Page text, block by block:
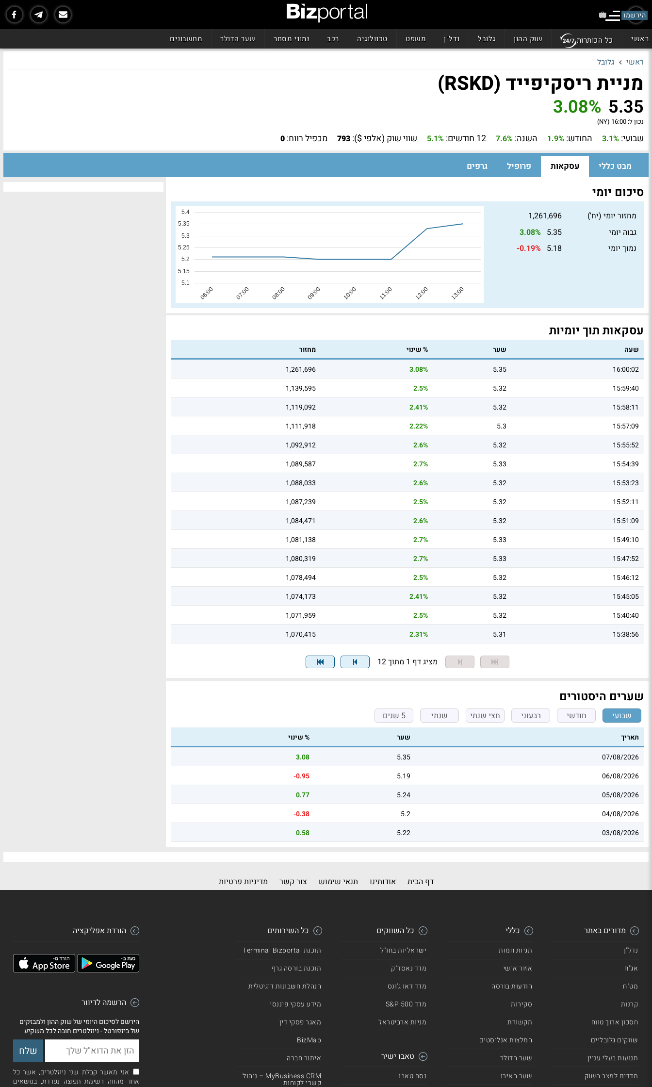
הירשמו
ראשי כל הכותרות שוק ההון גלובל נדל"ן משפט טכנולוגיה רכב נתוני מסחר שער הדולר מחשבונים
ראשי גלובל
מניית ריסקיפייד (RSKD)
5.35
3.08%
נכון ל: 16:00 (NY)
שבועי: 3.1% החודש: 1.9% השנה: 7.6% 12 חודשים: 5.1% שווי שוק (אלפי $): 793 מכפיל רווח: 0
מבט כללי עסקאות פרופיל גרפים
סיכום יומי
מחזור יומי (יח')
1,261,696
גבוה יומי
5.35
3.08%
נמוך יומי
5.18
-0.19%
עסקאות תוך יומיות
שעה שער % שינוי
מחזור
16:00:02
5.35
3.08%
1,261,696
15:59:40
5.32
2.5%
1,139,595
15:58:11
5.32
2.41%
1,119,092
15:57:09
5.3
2.22%
1,111,918
15:55:52
5.32
2.6%
1,092,912
15:54:39
5.33
2.7%
1,089,587
15:53:23
5.32
2.6%
1,088,033
15:52:11
5.32
2.5%
1,087,239
15:51:09
5.32
2.6%
1,084,471
15:49:10
5.33
2.7%
1,081,138
15:47:52
5.33
2.7%
1,080,319
15:46:12
5.32
2.5%
1,078,494
15:45:05
5.32
2.41%
1,074,173
15:40:40
5.32
2.5%
1,071,959
15:38:56
5.31
2.31%
1,070,415
מציג דף 1 מתוך 12
שערים היסטורים
שבועי חודשי רבעוני חצי שנתי שנתי 5 שנים
תאריך שער
% שינוי
07/08/2026
5.35
3.08
06/08/2026
5.19
-0.95
05/08/2026
5.24
0.77
04/08/2026
5.2
-0.38
03/08/2026
5.22
0.58
דף הבית אודותינו תנאי שימוש צור קשר מדיניות פרטיות
מדורים באתר
נדל"ן
אג"ח
מט"ח
קרנות
חסכון ארוך טווח
שווקים גלובליים
תנועות בעלי עניין
מדדים למצב השוק
כללי
תגיות חמות
אזור אישי
הודעות בורסה
סקירות
תקשורת
המלצות אנליסטים
שער הדולר
שער האירו
כל השווקים
ישראליות בחו"ל
מדד נאסד"ק
מדד דאו ג'ונס
מדד 500 S&P
מניות ארביטראז'
טאבו ישיר
נסח טאבו
כל השירותים
תוכנת Terminal Bizportal
תוכנת בורסה גרף
הנהלת חשבונות דיגיטלית
מידע עסקי פיננסי
מאגר פסקי דין
BizMap
איתור חברה
MyBusiness CRM – ניהול
קשרי לקוחות
הורדת אפליקציה
הרשמה לדיוור
הירשם לסיכום היומי של שוק ההון ולמבזקים
של ביזפורטל - ניוזלטרים חובה לכל משקיע
אני מאשר קבלת שני ניוזלטרים, אשר כל
אחד מהווה רשימת תפוצה נפרדת, בנושאים